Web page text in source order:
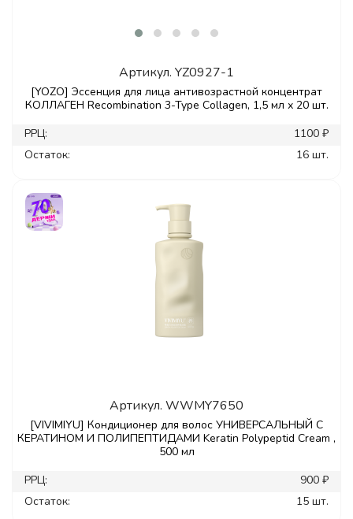
Артикул. YZ0927-1
[YOZO] Эссенция для лица антивозрастной концентрат
КОЛЛАГЕН Recombination 3-Type Collagen, 1,5 мл х 20 шт.
РРЦ:
1100 ₽
Остаток:
16 шт.
Артикул. WWMY7650
[VIVIMIYU] Кондиционер для волос УНИВЕРСАЛЬНЫЙ С
КЕРАТИНОМ И ПОЛИПЕПТИДАМИ Keratin Polypeptid Cream ,
500 мл
РРЦ:
900 ₽
Остаток:
15 шт.